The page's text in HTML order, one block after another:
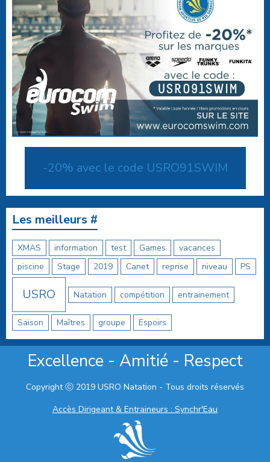
-20% avec le code USRO91SWIM
Les meilleurs #
XMAS information test Games
vacances
piscine
Stage 2019 Canet reprise niveau PS
USRO Natation compétition entrainement
Saison Maîtres groupe Espoirs
Excellence - Amitié - Respect
Copyright ⓒ 2019 USRO Natation - Tous droits réservés
Accès Dirigeant & Entraineurs : Synchr'Eau